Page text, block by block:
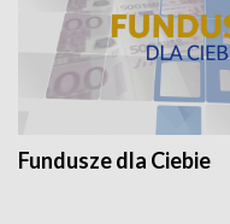
Fundusze dla Ciebie